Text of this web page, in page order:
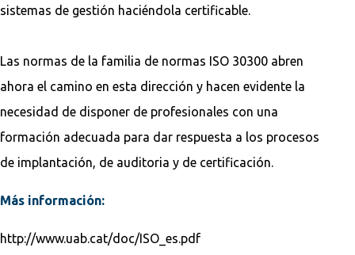
sistemas de gestión haciéndola certificable.
Las normas de la familia de normas ISO 30300 abren
ahora el camino en esta dirección y hacen evidente la
necesidad de disponer de profesionales con una
formación adecuada para dar respuesta a los procesos
de implantación, de auditoria y de certificación.
Más información:
http://www.uab.cat/doc/ISO_es.pdf